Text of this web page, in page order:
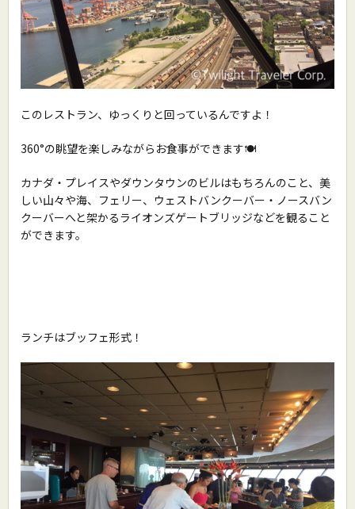
このレストラン、ゆっくりと回っているんですよ！
360°の眺望を楽しみながらお食事ができます🍽
カナダ・プレイスやダウンタウンのビルはもちろんのこと、美
しい山々や海、フェリー、ウェストバンクーバー・ノースバン
クーバーへと架かるライオンズゲートブリッジなどを観ること
ができます。
ランチはブッフェ形式！